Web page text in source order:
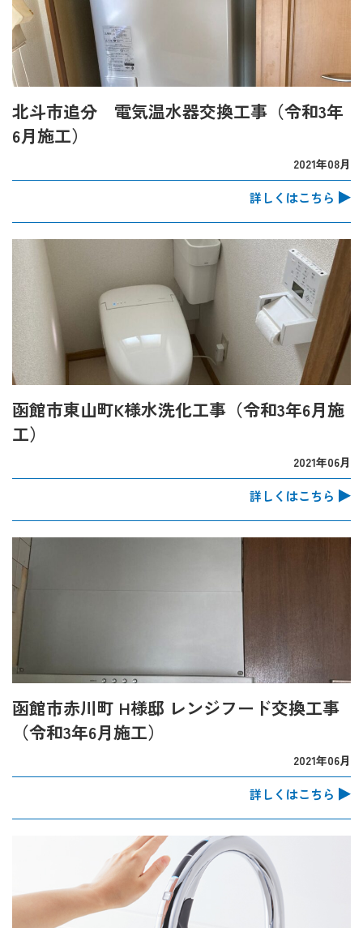
北斗市追分 電気温水器交換工事（令和3年
6月施工）
2021年08月
詳しくはこちら
函館市東山町K様水洗化工事（令和3年6月施
工）
2021年06月
詳しくはこちら
函館市赤川町 H様邸 レンジフード交換工事
（令和3年6月施工）
2021年06月
詳しくはこちら